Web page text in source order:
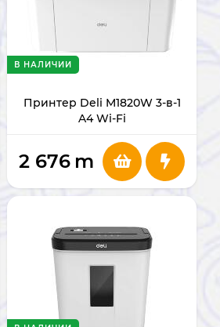
Принтер Deli M1820W 3-в-1
A4 Wi-Fi
В НАЛИЧИИ
2 676 m